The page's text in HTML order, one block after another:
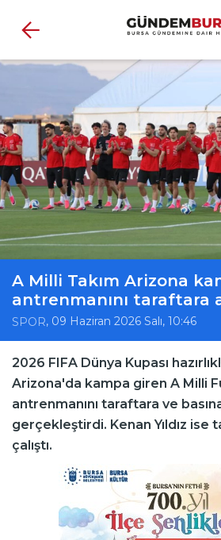
A Milli Takım Arizona
antrenmanını taraftara
SPOR, 09 Haziran 2026 Salı, 10:46
2026 FIFA Dünya Kupası
Arizona'da kampa giren A Milli
antrenmanını taraftara ve
gerçekleştirdi. Kenan Yıldız ise
çalıştı.